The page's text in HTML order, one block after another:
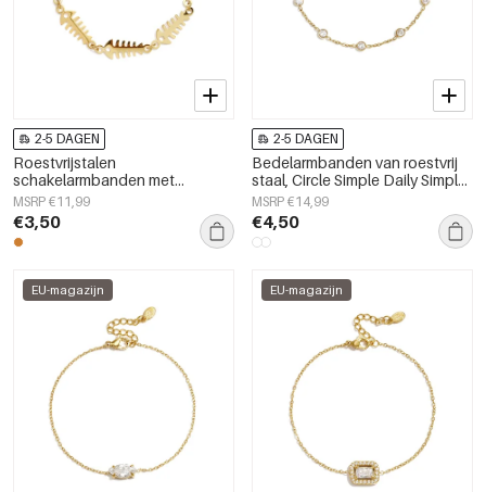
2-5 DAGEN
Roestvrijstalen
schakelarmbanden met
vismotief, eenvoudige
dagelijkse sieradenserie voor
dames.
MSRP €11,99
€3,50
2-5 DAGEN
Bedelarmbanden van roestvrij
staal, Circle Simple Daily Simple-
serie, damessieraden
MSRP €14,99
€4,50
EU-magazijn EU-magazijn